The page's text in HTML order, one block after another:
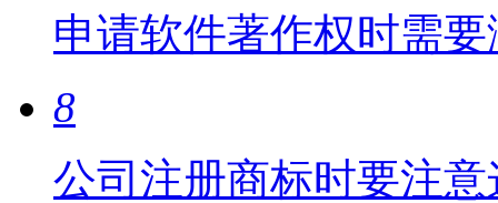
申请软件著作权时需
8
公司注册商标时要注意